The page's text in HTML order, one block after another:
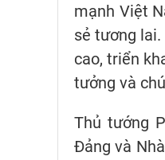
mạnh Việt
sẻ tương
cao, triển
tưởng và
Thủ tướng
Đảng và